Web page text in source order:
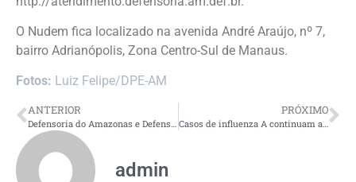
O Nudem fica localizado na avenida André Araújo, nº 7,
bairro Adrianópolis, Zona Centro-Sul de Manaus.
Fotos: Luiz Felipe/DPE-AM
ANTERIOR PRÓXIMO
Casos de influenza A continuam a crescer no Brasil, diz Fiocruz
admin